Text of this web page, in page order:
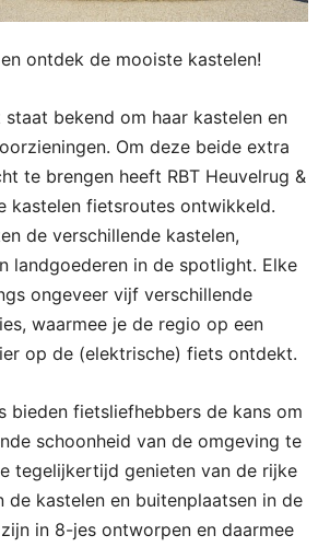
ontdek de mooiste kastelen!
bekend om haar kastelen en
Om deze beide extra
te brengen heeft RBT Heuvelrug &
kastelen fietsroutes ontwikkeld.
de verschillende kastelen,
landgoederen in de spotlight. Elke
ongeveer vijf verschillende
waarmee je de regio op een
op de (elektrische) fiets ontdekt.
bieden fietsliefhebbers de kans om
schoonheid van de omgeving te
tegelijkertijd genieten van de rijke
de kastelen en buitenplaatsen in de
in 8-jes ontworpen en daarmee